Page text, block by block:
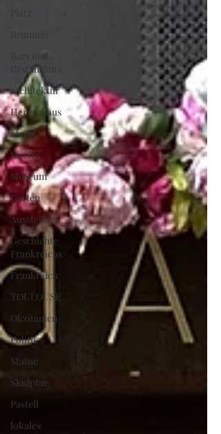
Bars und
Restaurants
architektur
Herrenhaus
Markt
Kirche
Museum
Garten
Ausstellung
Geschichte
Frankreichs
Frankreich
TOULOUSE
Okzitanien
Politik
Statue
Skulptur
Pastell
lokales